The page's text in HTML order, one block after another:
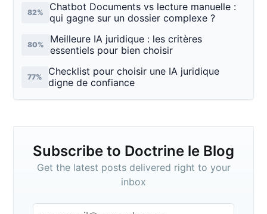
82%
Chatbot Documents vs lecture manuelle :
qui gagne sur un dossier complexe ?
80%
Meilleure IA juridique : les critères
essentiels pour bien choisir
77%
Checklist pour choisir une IA juridique
digne de confiance
Subscribe to Doctrine le Blog
Get the latest posts delivered right to your
inbox